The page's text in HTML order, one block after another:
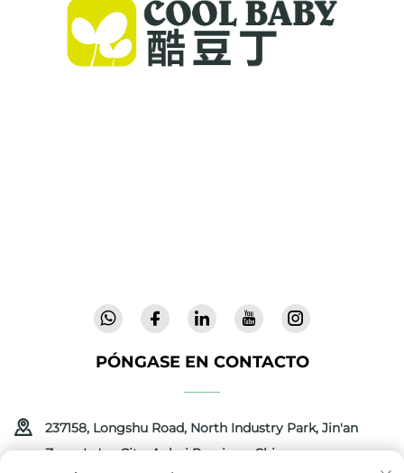
PÓNGASE EN CONTACTO
237158, Longshu Road, North Industry Park, Jin'an
Zone, Lu'an City, Anhui Province, China